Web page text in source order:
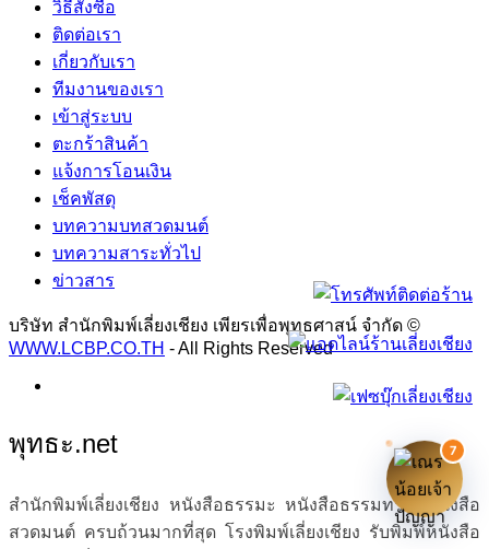
วิธีสั่งซื้อ
ติดต่อเรา
เกี่ยวกับเรา
ทีมงานของเรา
เข้าสู่ระบบ
ตะกร้าสินค้า
แจ้งการโอนเงิน
เช็คพัสดุ
บทความบทสวดมนต์
บทความสาระทั่วไป
ข่าวสาร
บริษัท สำนักพิมพ์เลี่ยงเชียง เพียรเพื่อพุทธศาสน์ จำกัด ©
WWW.LCBP.CO.TH - All Rights Reserved
พุทธะ.net
สำนักพิมพ์เลี่ยงเชียง หนังสือธรรมะ หนังสือธรรมทาน หนังสือ
สวดมนต์ ครบถ้วนมากที่สุด โรงพิมพ์เลี่ยงเชียง รับพิมพ์หนังสือ
7